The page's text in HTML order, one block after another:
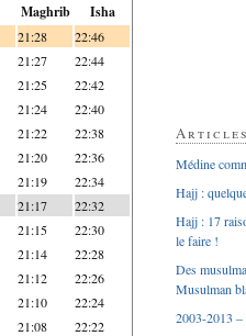
Maghrib Isha
21:28 22:46
21:27 22:44
21:25 22:42
21:24 22:40
21:22 22:38
21:20 22:36
21:19 22:34
21:17 22:32
21:15 22:30
21:14 22:28
21:12 22:26
21:10 22:24
21:08 22:22
Médine
Hajj :
Hajj : 17
le faire !
Des
Musulman
2003-2013 –